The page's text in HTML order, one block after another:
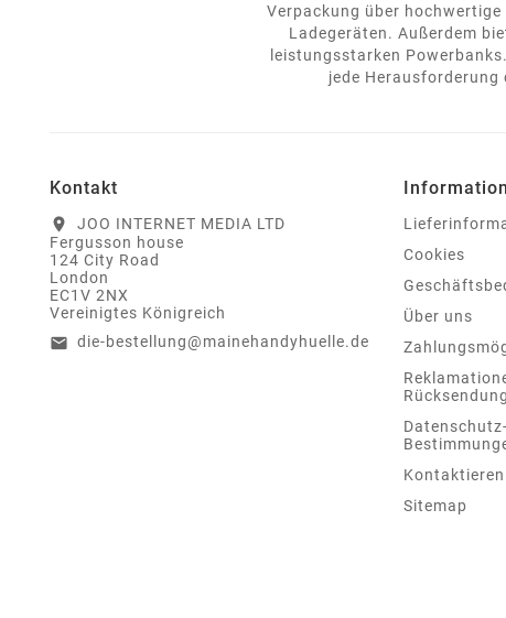
Verpackung über
Ladegeräten. Außerdem
leistungsstarken
jede Herausforderung
Kontakt
location_on
JOO INTERNET MEDIA LTD
Fergusson house
124 City Road
London
EC1V 2NX
Vereinigtes Königreich
email die-bestellung@mainehandyhuelle.de
Information
Cookies
Über uns
Datenschutz-
Kontaktieren
Sitemap